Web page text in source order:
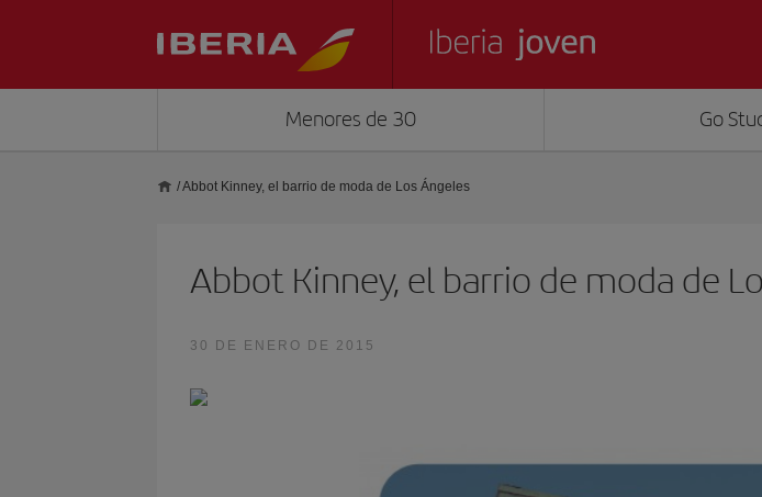
Menores de 30 Go
/Abbot Kinney, el barrio de moda de Los Ángeles
Abbot Kinney, el barrio de moda de
30 DE ENERO DE 2015